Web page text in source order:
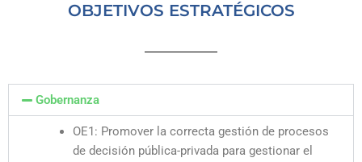
OBJETIVOS ESTRATÉGICOS
Gobernanza
OE1: Promover la correcta gestión de procesos
de decisión pública-privada para gestionar el